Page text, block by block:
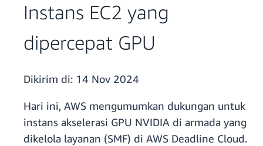
Instans EC2 yang
dipercepat GPU
Dikirim di: 14 Nov 2024
Hari ini, AWS mengumumkan dukungan untuk
instans akselerasi GPU NVIDIA di armada yang
dikelola layanan (SMF) di AWS Deadline Cloud.